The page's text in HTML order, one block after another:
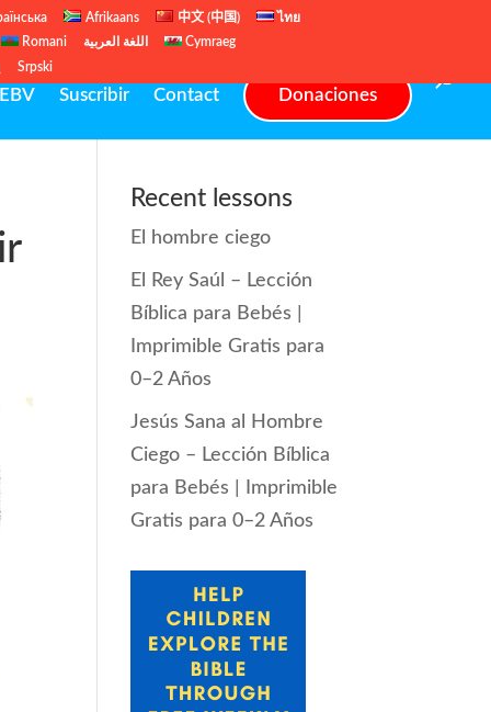
Afrikaans 中文 (中国)
ไทย
Romani اللغة العربية
Cymraeg
Srpski
EBV Suscribir Contact Donaciones
Recent lessons
El hombre ciego
El Rey Saúl – Lección
Bíblica para Bebés |
Imprimible Gratis para
0–2 Años
Jesús Sana al Hombre
Ciego – Lección Bíblica
para Bebés | Imprimible
Gratis para 0–2 Años